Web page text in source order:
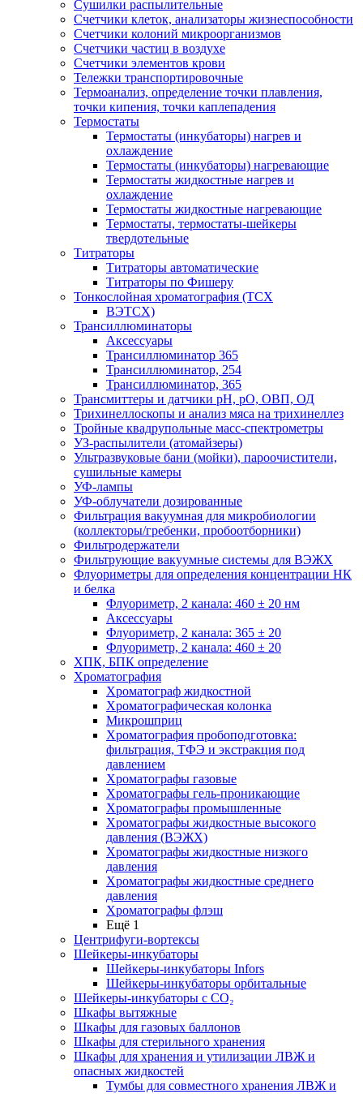
Сушилки распылительные
Счетчики клеток, анализаторы жизнеспособности
Счетчики колоний микроорганизмов
Счетчики частиц в воздухе
Счетчики элементов крови
Тележки транспортировочные
Термоанализ, определение точки плавления,
точки кипения, точки каплепадения
Термостаты
Термостаты (инкубаторы) нагрев и
охлаждение
Термостаты (инкубаторы) нагревающие
Термостаты жидкостные нагрев и
охлаждение
Термостаты жидкостные нагревающие
Термостаты, термостаты-шейкеры
твердотельные
Титраторы
Титраторы автоматические
Титраторы по Фишеру
Тонкослойная хроматография (ТСХ
ВЭТСХ)
Трансиллюминаторы
Аксессуары
Трансиллюминатор 365
Трансиллюминатор, 254
Трансиллюминатор, 365
Трансмиттеры и датчики рН, рО, ОВП, ОД
Трихинеллоскопы и анализ мяса на трихинеллез
Тройные квадрупольные масс-спектрометры
УЗ-распылители (атомайзеры)
Ультразвуковые бани (мойки), пароочистители,
сушильные камеры
УФ-лампы
УФ-облучатели дозированные
Фильтрация вакуумная для микробиологии
(коллекторы/гребенки, пробоотборники)
Фильтродержатели
Фильтрующие вакуумные системы для ВЭЖХ
Флуориметры для определения концентрации НК
и белка
Флуориметр, 2 канала: 460 ± 20 нм
Аксессуары
Флуориметр, 2 канала: 365 ± 20
Флуориметр, 2 канала: 460 ± 20
ХПК, БПК определение
Хроматография
Хроматограф жидкостной
Хроматографическая колонка
Микрошприц
Хроматография пробоподготовка:
фильтрация, ТФЭ и экстракция под
давлением
Хроматографы газовые
Хроматографы гель-проникающие
Хроматографы промышленные
Хроматографы жидкостные высокого
давления (ВЭЖХ)
Хроматографы жидкостные низкого
давления
Хроматографы жидкостные среднего
давления
Хроматографы флэш
Ещё 1
Центрифуги-вортексы
Шейкеры-инкубаторы
Шейкеры-инкубаторы Infors
Шейкеры-инкубаторы орбитальные
Шейкеры-инкубаторы с CО₂
Шкафы вытяжные
Шкафы для газовых баллонов
Шкафы для стерильного хранения
Шкафы для хранения и утилизации ЛВЖ и
опасных жидкостей
Тумбы для совместного хранения ЛВЖ и